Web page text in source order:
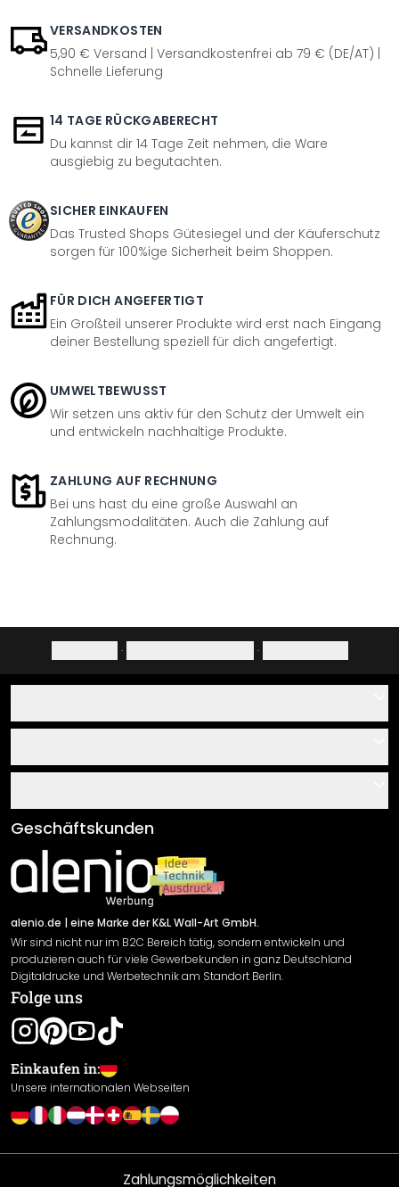
VERSANDKOSTEN
5,90 € Versand | Versandkostenfrei ab 79 € (DE/AT) |
Schnelle Lieferung
14 TAGE RÜCKGABERECHT
Du kannst dir 14 Tage Zeit nehmen, die Ware
ausgiebig zu begutachten.
SICHER EINKAUFEN
Das Trusted Shops Gütesiegel und der Käuferschutz
sorgen für 100%ige Sicherheit beim Shoppen.
FÜR DICH ANGEFERTIGT
Ein Großteil unserer Produkte wird erst nach Eingang
deiner Bestellung speziell für dich angefertigt.
UMWELTBEWUSST
Wir setzen uns aktiv für den Schutz der Umwelt ein
und entwickeln nachhaltige Produkte.
ZAHLUNG AUF RECHNUNG
Bei uns hast du eine große Auswahl an
Zahlungsmodalitäten. Auch die Zahlung auf
Rechnung.
· ·
Über uns
Klebe- und Montageanleitungen
Newsletter An-/Abmeldung
Sendungsverfolgung
AGB
Impressum
Versand & Zahlung
Rücksendung
Widerrufsrecht
Datenschutzerklärung
Gewährleistung
Leistungserklärung / CE-Zeichen
Cookie Einstellungen
Geschäftskunden
alenio.de | eine Marke der K&L Wall-Art GmbH.
Wir sind nicht nur im B2C Bereich tätig, sondern entwickeln und
produzieren auch für viele Gewerbekunden in ganz Deutschland
Digitaldrucke und Werbetechnik am Standort Berlin.
Folge uns
Einkaufen in:
Unsere internationalen Webseiten
Zahlungsmöglichkeiten